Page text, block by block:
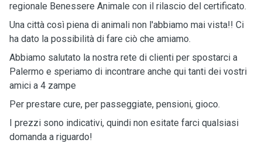
regionale Benessere Animale con il rilascio del certificato.
Una città così piena di animali non l'abbiamo mai vista!! Ci
ha dato la possibilità di fare ciò che amiamo.
Abbiamo salutato la nostra rete di clienti per spostarci a
Palermo e speriamo di incontrare anche qui tanti dei vostri
amici a 4 zampe
Per prestare cure, per passeggiate, pensioni, gioco.
I prezzi sono indicativi, quindi non esitate farci qualsiasi
domanda a riguardo!